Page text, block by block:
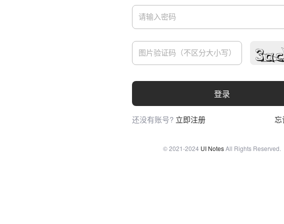
登录
还没有账号? 立即注册 忘
© 2021-2024 UI NotesAll Rights Reserved.